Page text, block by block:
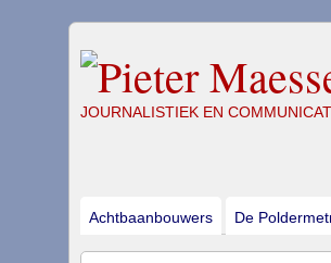
JOURNALISTIEK EN
Achtbaanbouwers De